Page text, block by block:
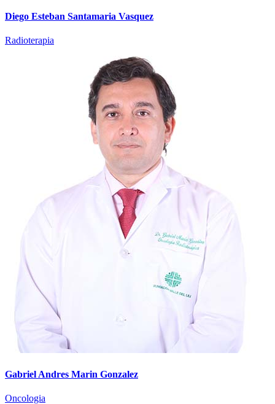
Diego Esteban Santamaria Vasquez
Radioterapia
Gabriel Andres Marin Gonzalez
Oncologia